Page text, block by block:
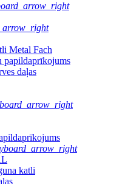
Metal Fach
papildaprīkojums
daļas
katli